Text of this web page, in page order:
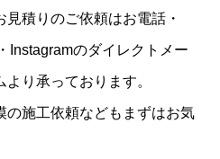
積りのご依頼はお電話・
Instagramのダイレクトメー
り承っております。
の施工依頼などもまずはお気